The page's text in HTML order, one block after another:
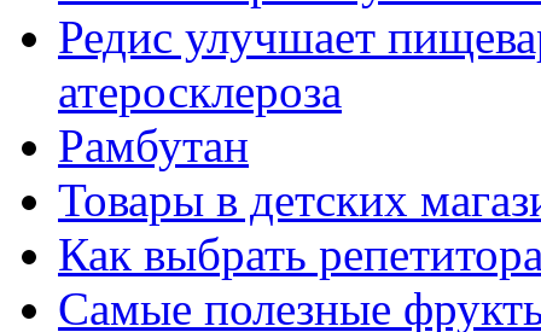
Редис улучшает
атеросклероза
Рамбутан
Товары в детских
Как выбрать
Самые полезные